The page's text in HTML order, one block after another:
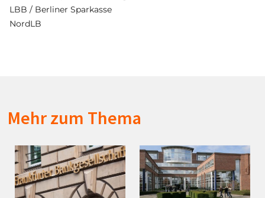
LBB / Berliner Sparkasse
NordLB
Mehr zum Thema